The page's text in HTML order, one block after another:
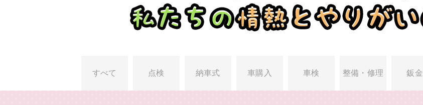
すべて 点検 納車式 車購入 車検 整備・修理 鈑金